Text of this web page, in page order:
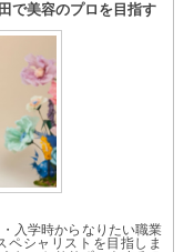
で美容のプロを目指す
入学時からなりたい職業
ペシャリストを目指しま